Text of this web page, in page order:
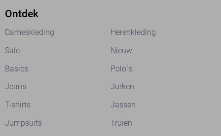
Ontdek
Dameskleding
Herenkleding
Sale
Nieuw
Basics
Polo`s
Jeans
Jurken
T-shirts
Jassen
Jumpsuits
Truien